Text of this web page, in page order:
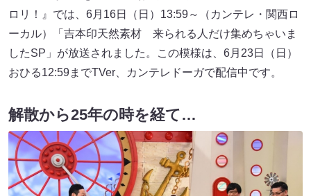
ロリ！』では、6月16日（日）13:59～（カンテレ・関西ロ
ーカル）「吉本印天然素材 来られる人だけ集めちゃいま
したSP」が放送されました。この模様は、6月23日（日）
おひる12:59までTVer、カンテレドーガで配信中です。
解散から25年の時を経て…